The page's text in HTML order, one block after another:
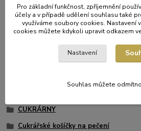
balení: 100 ks
CUKRÁRNY
Cukrářské košíčky na pečení
Pro základní funkčnost, zpříjemnění
účely a v případě udělení souhlasu také
využíváme soubory cookies. Nastavení
cookies můžete kdykoli upravit odkazem
Nastavení
Souhlas můžete